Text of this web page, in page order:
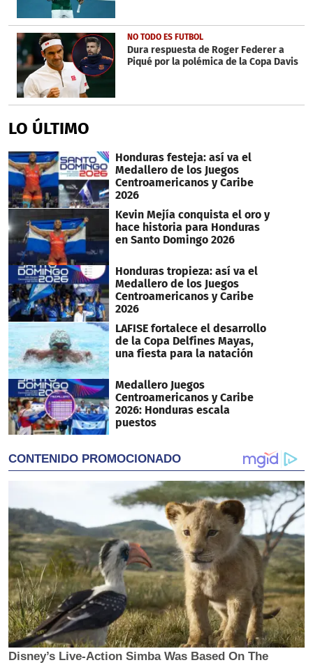
NO TODO ES FUTBOL
Dura respuesta de Roger Federer a
Piqué por la polémica de la Copa Davis
LO ÚLTIMO
Honduras festeja: así va el
Medallero de los Juegos
Centroamericanos y Caribe
2026
Kevin Mejía conquista el oro y
hace historia para Honduras
en Santo Domingo 2026
Honduras tropieza: así va el
Medallero de los Juegos
Centroamericanos y Caribe
2026
LAFISE fortalece el desarrollo
de la Copa Delfines Mayas,
una fiesta para la natación
Medallero Juegos
Centroamericanos y Caribe
2026: Honduras escala
puestos